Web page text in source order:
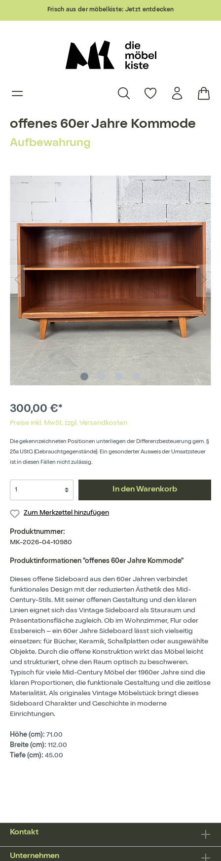
Frisch aus der möbelkiste: Jetzt entdecken
offenes 60er Jahre Kommode
Aufbewahrung
300,00 €*
Preise inkl. MwSt. zzgl. Versandkosten
Die gekennzeichneten Positionen unterliegen der Differenzbesteuerung gem. §
25a UStG (Gebrauchtgegenstände). Ein gesonderter Ausweis der Umsatzsteuer
ist in diesen Fällen nicht zulässig.
In den Warenkorb
Zum Merkzettel hinzufügen
Produktnummer:
MK-2026-04-10980
Produktinformationen "offenes 60er Jahre Kommode"
Dieses offene Sideboard aus den 60er Jahren verbindet
funktionales Design mit der reduzierten Ästhetik des Mid-
Century-Stils. Mit seiner offenen Gestaltung und den klaren
Linien eignet sich das Vintage Sideboard als Stauraum und
Präsentationsfläche zugleich. Ob im Wohnzimmer, Flur oder
Essbereich – ein 60er Jahre Sideboard lässt sich vielseitig
einsetzen: für Bücher, Keramik, Schallplatten oder ausgewählte
Objekte. Durch die offene Konstruktion wirkt das Möbel leicht
und strukturiert, ohne den Raum optisch zu beschweren.
Typisch für viele Mid-Century Möbel der 1960er Jahre sind die
klaren Proportionen, die funktionale Gestaltung und die zeitlose
Materialität. Als originales Vintage Möbelstück bringt dieses
Sideboard Charakter und Geschichte in moderne
Einrichtungen.
Höhe (cm): 71.00
Breite (cm): 112.00
Tiefe (cm): 45.00
Kontakt
Unternehmen